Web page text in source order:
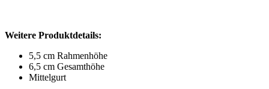
Weitere Produktdetails:
5,5 cm Rahmenhöhe
6,5 cm Gesamthöhe
Mittelgurt